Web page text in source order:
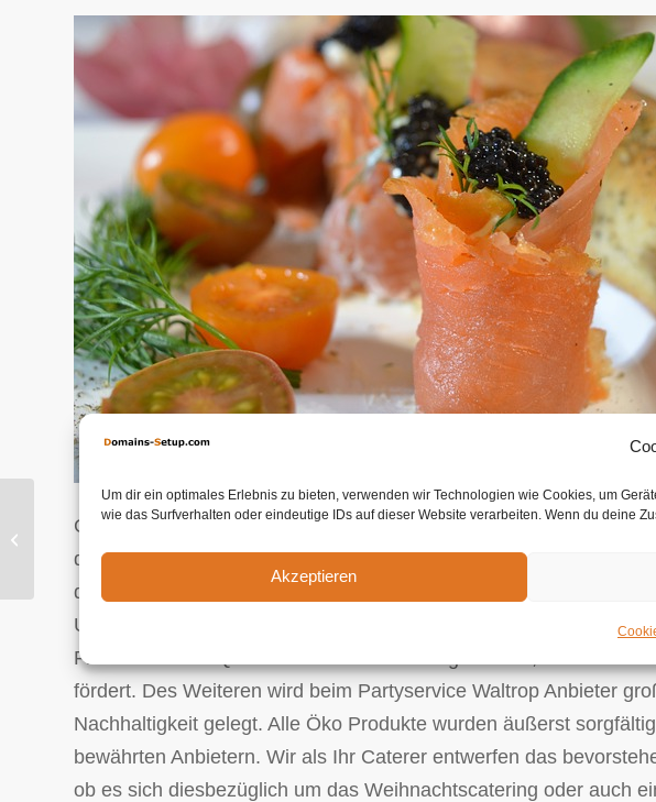
Um dir ein optimales Erlebnis zu bieten, verwenden wir Technologien wie Cookies, um
wie das Surfverhalten oder eindeutige IDs auf dieser Website verarbeiten. Wenn du deine
Akzeptieren
Genau solche Qualifikationen machen uns zu dem beliebten
den Fokus auf Anspruch aber ebenso persönliche Kompositionen
darauf, kollegial mit örtlichen Landwirten zusammen zu arbeiten,
Unsere Catering Waltrop Gäste erwarten diesen Bezug regionaler
Frische und Bio Qualität unserer Produkte garantiert, sondern
fördert. Des Weiteren wird beim Partyservice Waltrop Anbieter
Nachhaltigkeit gelegt. Alle Öko Produkte wurden äußerst
bewährten Anbietern. Wir als Ihr Caterer entwerfen das
ob es sich diesbezüglich um das Weihnachtscatering oder auch
Partyservice und Catering Tönisvorst
plus Fingerfood Aktion.